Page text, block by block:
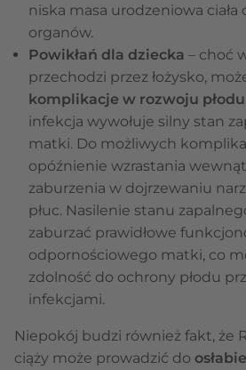
niska masa urodzeniowa ciała
organów.
Powikłań dla dziecka – choć
przechodzi przez łożysko,
komplikacje w rozwoju płodu
infekcja wywołuje silny stan
matki. Do możliwych
opóźnienie wzrastania
zaburzenia w dojrzewaniu
płuc. Nasilenie stanu
zaburzać prawidłowe
odpornościowego matki, co
zdolność do ochrony płodu
infekcjami.
Niepokój budzi również fakt, że
ciąży może prowadzić do